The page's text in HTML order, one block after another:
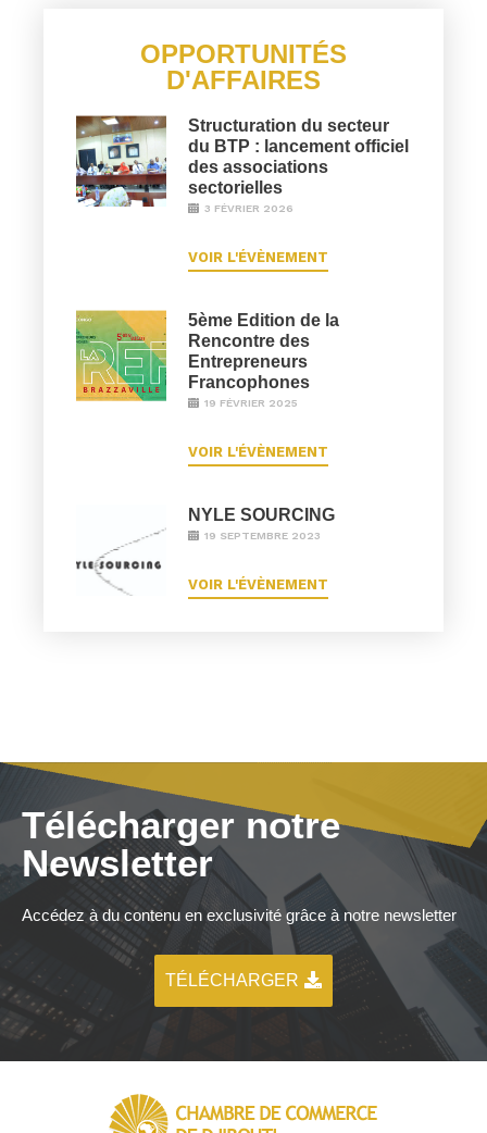
OPPORTUNITÉS
D'AFFAIRES
Structuration du secteur
du BTP : lancement officiel
des associations
sectorielles
3 FÉVRIER 2026
VOIR L'ÉVÈNEMENT
5ème Edition de la
Rencontre des
Entrepreneurs
Francophones
19 FÉVRIER 2025
VOIR L'ÉVÈNEMENT
NYLE SOURCING
19 SEPTEMBRE 2023
VOIR L'ÉVÈNEMENT
Télécharger notre
Newsletter
Accédez à du contenu en exclusivité grâce à notre newsletter
TÉLÉCHARGER